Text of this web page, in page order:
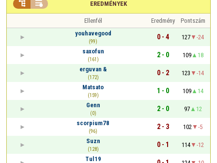
EREDMÉNYEK
 
Ellenfél Eredmény
Pontszám
youhavegood
(99)
0 - 4 127
-24
saxofun
(161)
2 - 0 109
18
erguvan &
(172)
0 - 2 123
-14
Matsato
(159)
1 - 0 109
14
Genn
(0)
2 - 0 97
12
scorpium78
(96)
2 - 3 102
-5
Suzn
(128)
0 - 1 114
-12
Tul19